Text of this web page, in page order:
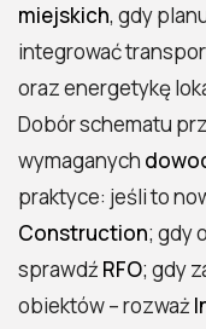
miejskich, gdy
integrować
oraz energetykę
Dobór schematu
wymaganych
praktyce: jeśli to
Construction; gdy
sprawdź RFO; gdy
obiektów – rozważ